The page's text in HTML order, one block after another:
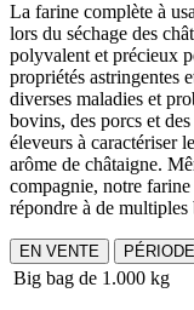
La farine complète à
lors du séchage des
polyvalent et précieux
propriétés astringentes
diverses maladies et
bovins, des porcs et
éleveurs à caractériser
arôme de châtaigne.
compagnie, notre
répondre à de
EN VENTE
Big bag de 1.000 kg